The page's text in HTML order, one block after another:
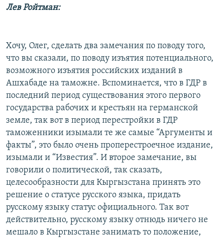
Лев Ройтман:
Хочу, Олег, сделать два замечания по поводу того,
что вы сказали, по поводу изъятия потенциального,
возможного изъятия российских изданий в
Ашхабаде на таможне. Вспоминается, что в ГДР в
последний период существования этого первого
государства рабочих и крестьян на германской
земле, так вот в период перестройки в ГДР
таможенники изымали те же самые “Аргументы и
факты”, это было очень проперестроечное издание,
изымали и “Известия”. И второе замечание, вы
говорили о политической, так сказать,
целесообразности для Кыргызстана принять это
решение о статусе русского языка, придать
русскому языку статус официального. Так вот
действительно, русскому языку отнюдь ничего не
мешало в Кыргызстане занимать то положение,